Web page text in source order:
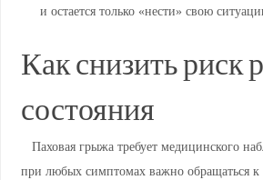
и остается только «нести» свою
Как снизить риск
состояния
Паховая грыжа требует медицинского
при любых симптомах важно обращаться к